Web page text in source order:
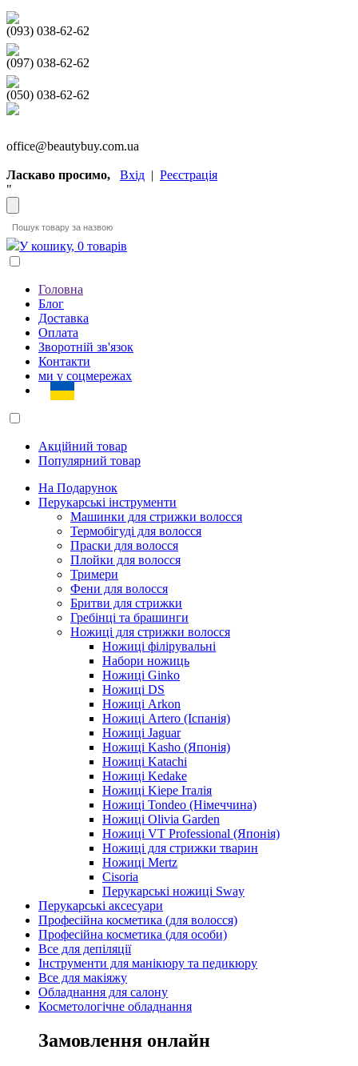
(093) 038-62-62
(097) 038-62-62
(050) 038-62-62
office@beautybuy.com.ua
Ласкаво просимо, Вхід | Реєстрація
"
У кошику, 0 товарів
Головна
Блог
Доставка
Оплата
Зворотній зв'язок
Контакти
ми у соцмережах
Акційний товар
Популярний товар
На Подарунок
Перукарські інструменти
Машинки для стрижки волосся
Термобігуді для волосся
Праски для волосся
Плойки для волосся
Тримери
Фени для волосся
Бритви для стрижки
Гребінці та брашинги
Ножиці для стрижки волосся
Ножиці філірувальні
Набори ножиць
Ножиці Ginko
Ножиці DS
Ножиці Arkon
Ножиці Artero (Іспанія)
Ножиці Jaguar
Ножиці Kasho (Японія)
Ножиці Katachi
Ножиці Kedake
Ножиці Kiepe Італія
Ножиці Tondeo (Німеччина)
Ножиці Olivia Garden
Ножиці VT Professional (Японія)
Ножиці для стрижки тварин
Ножиці Mertz
Cisoria
Перукарські ножиці Sway
Перукарські аксесуари
Професійна косметика (для волосся)
Професійна косметика (для особи)
Все для депіляції
Інструменти для манікюру та педикюру
Все для макіяжу
Обладнання для салону
Косметологічне обладнання
Замовлення онлайн